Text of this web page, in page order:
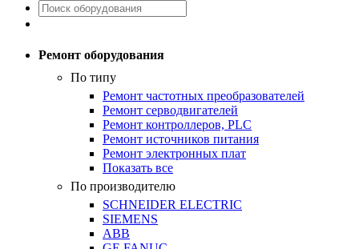
Ремонт оборудования
По типу
Ремонт частотных преобразователей
Ремонт серводвигателей
Ремонт контроллеров, PLC
Ремонт источников питания
Ремонт электронных плат
Показать все
По производителю
SCHNEIDER ELECTRIC
SIEMENS
ABB